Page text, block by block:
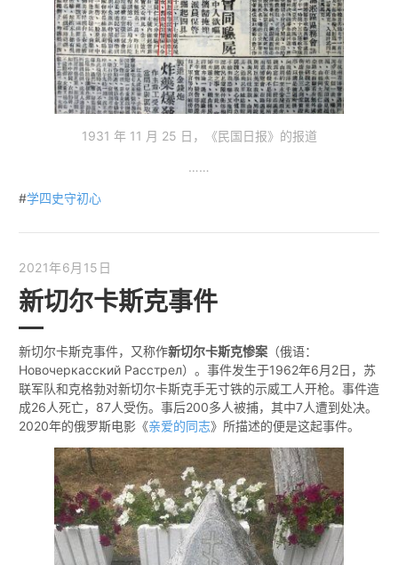
1931 年 11 月 25 日，《民国日报》的报道
……
#学四史守初心
2021年6月15日
新切尔卡斯克事件
新切尔卡斯克事件，又称作新切尔卡斯克惨案 （俄语：
Новочеркасский Расстрел）。事件发生于1962年6月2日，苏
联军队和克格勃对新切尔卡斯克手无寸铁的示威工人开枪。事件造
成26人死亡，87人受伤。事后200多人被捕，其中7人遭到处决。
2020年的俄罗斯电影《亲爱的同志》所描述的便是这起事件。